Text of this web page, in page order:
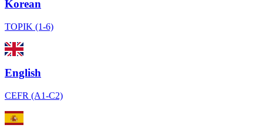
Korean
TOPIK (1-6)
English
CEFR (A1-C2)